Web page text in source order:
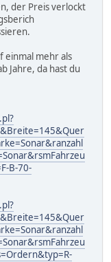
der Preis verlockt
einmal mehr als
Jahre, da hast du
B-70-